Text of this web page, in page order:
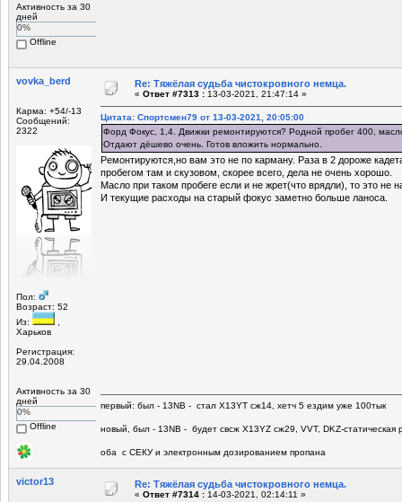
Активность за 30
дней
0%
Offline
vovka_berd
Карма: +54/-13
Сообщений:
2322
Пол:
Возраст: 52
Из:
Харьков
Регистрация:
29.04.2008
Активность за 30
дней
0%
Offline
Re: Тяжёлая судьба чистокровного немца.
« Ответ #7313 : 13-03-2021, 21:47:14 »
Цитата: Спортсмен79 от 13-03-2021, 20:05:00
Форд Фокус, 1,4. Движки ремонтируются? Родной пробег 400,
Отдают дёшево очень. Готов вложить нормально.
Ремонтируются,но вам это не по карману. Раза в 2 дороже
пробегом там и скузовом, скорее всего, дела не очень хорошо.
Масло при таком пробеге если и не жрет(что врядли), то это не
И текущие расходы на старый фокус заметно больше ланоса.
первый: был - 13NB - стал Х13YT сж14, хетч 5 ездим уже 100тык
новый, был - 13NB - будет свсж Х13YZ сж29, VVT, DKZ-статическая
оба с СЕКУ и электронным дозированием пропана
victor13 Re: Тяжёлая судьба чистокровного немца.
« Ответ #7314 : 14-03-2021, 02:14:11 »